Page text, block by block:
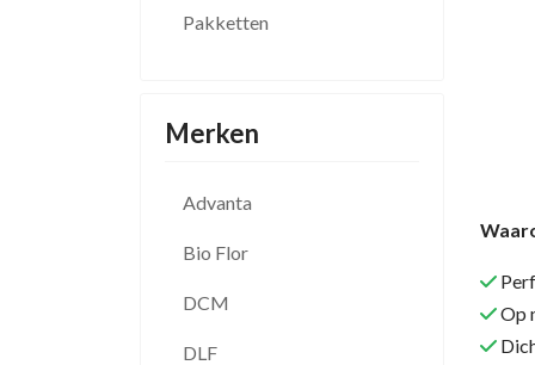
Pakketten
Merken
Advanta
Bio Flor
DCM
DLF
Op